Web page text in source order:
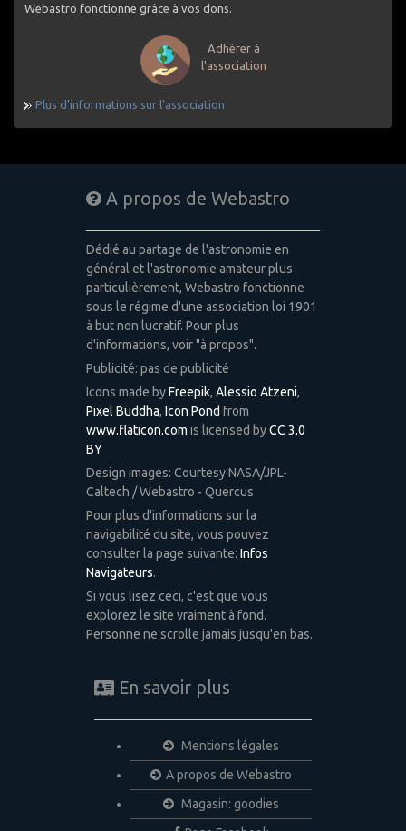
Webastro fonctionne grâce à vos dons.
Adhérer à
l'association
Plus d'informations sur l'association
A propos de Webastro
Dédié au partage de l'astronomie en
général et l'astronomie amateur plus
particulièrement, Webastro fonctionne
sous le régime d'une association loi 1901
à but non lucratif. Pour plus
d'informations, voir "à propos".
Publicité: pas de publicité
Icons made byFreepik, Alessio Atzeni,
Pixel Buddha, Icon Pond from
www.flaticon.com is licensed byCC 3.0
BY
Design images: Courtesy NASA/JPL-
Caltech / Webastro - Quercus
Pour plus d'informations sur la
navigabilité du site, vous pouvez
consulter la page suivante: Infos
Navigateurs.
Si vous lisez ceci, c'est que vous
explorez le site vraiment à fond.
Personne ne scrolle jamais jusqu'en bas.
En savoir plus
Mentions légales
A propos de Webastro
Magasin: goodies